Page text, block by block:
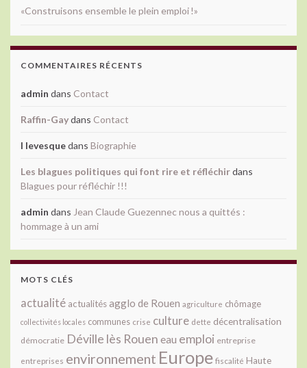
«Construisons ensemble le plein emploi !»
COMMENTAIRES RÉCENTS
admin dans Contact
Raffin-Gaydans Contact
l levesquedans Biographie
Les blagues politiques qui font rire et réfléchirdans
Blagues pour réfléchir !!!
admin dans Jean Claude Guezennec nous a quittés :
hommage à un ami
MOTS CLÉS
actualité actualitésagglo de Rouen agriculture chômage
collectivités locales communes crise culture dette décentralisation
démocratie Déville lès Rouen eau emploi entreprise
entreprises environnement Europe fiscalité Haute